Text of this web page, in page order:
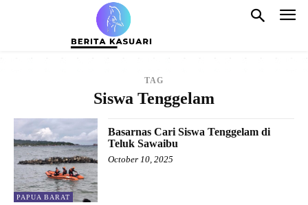
TAG
Siswa Tenggelam
PAPUA BARAT
Basarnas Cari Siswa Tenggelam di
Teluk Sawaibu
October 10, 2025